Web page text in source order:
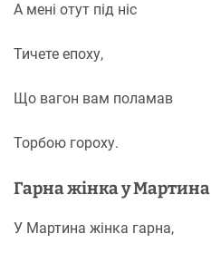
А мені отут під ніс
Тичете епоху,
Що вагон вам поламав
Торбою гороху.
Гарна жінка у Мартина
У Мартина жінка гарна,